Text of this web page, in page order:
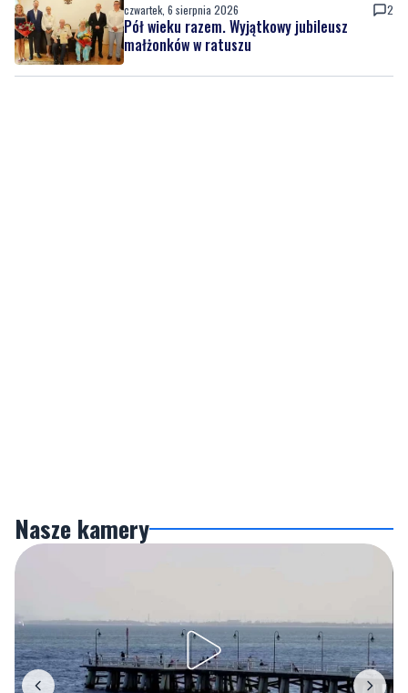
czwartek, 6 sierpnia 2026 2
Pół wieku razem. Wyjątkowy jubileusz
małżonków w ratuszu
Nasze kamery